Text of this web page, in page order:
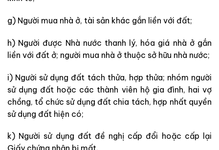
g) Người mua nhà ở, tài sản khác gắn liền với đất;
h) Người được Nhà nước thanh lý, hóa giá nhà ở gắn
liền với đất ở; người mua nhà ở thuộc sở hữu nhà nước;
i) Người sử dụng đất tách thửa, hợp thửa; nhóm người
sử dụng đất hoặc các thành viên hộ gia đình, hai vợ
chồng, tổ chức sử dụng đất chia tách, hợp nhất quyền
sử dụng đất hiện có;
k) Người sử dụng đất đề nghị cấp đổi hoặc cấp lại